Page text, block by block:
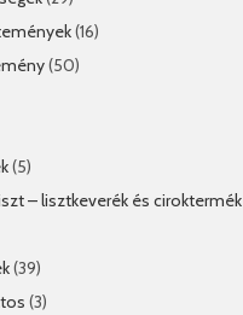
(16)
(50)
(5)
– lisztkeverék és ciroktermék
(39)
(3)